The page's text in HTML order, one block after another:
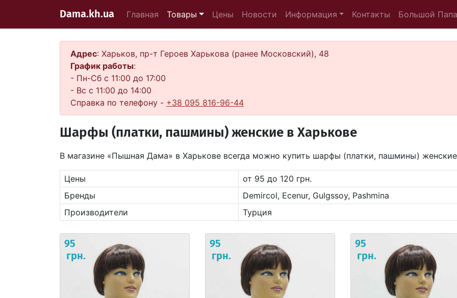
Dama.kh.ua Главная Товары Цены Новости Информация Контакты Большой
Адрес: Харьков, пр-т Героев Харькова (ранее Московский), 48
График работы:
- Пн-Сб с 11:00 до 17:00
- Вс с 11:00 до 14:00
Справка по телефону - +38 095 816-96-44
Шарфы (платки, пашмины) женские в Харькове
В магазине «Пышная Дама» в Харькове всегда можно купить шарфы (платки, пашмины)
Цены
от 95 до 120 грн.
Бренды
Demircol, Ecenur, Gulgssoy, Pashmina
Производители
Турция
95
грн.
95
грн.
95
грн.